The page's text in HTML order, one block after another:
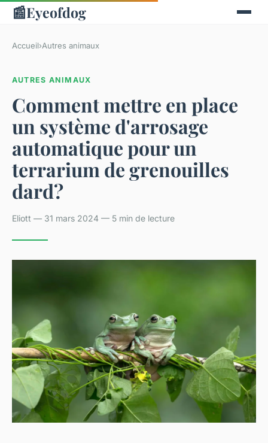
📰Eyeofdog
Accueil›Autres animaux
AUTRES ANIMAUX
Comment mettre en place
un système d'arrosage
automatique pour un
terrarium de grenouilles
dard?
Eliott — 31 mars 2024 — 5 min de lecture